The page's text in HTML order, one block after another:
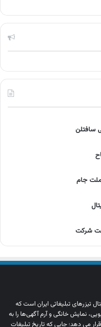
سافتلن
جام
شرکت
تیزرهای تبلیغاتی ایران است که
نمایش خانگی و آرم‌ آگهی‌ها را به‌
می‌ دهد؛ جایی که تاریخ تبلیغات